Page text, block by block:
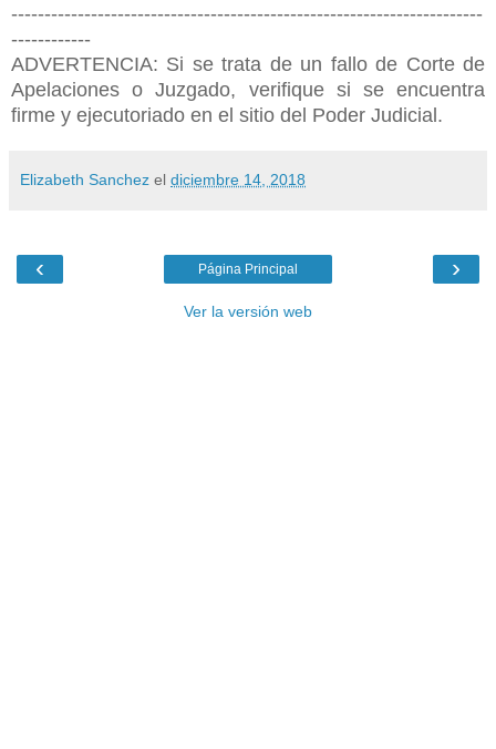
-----------------------------------------------------------------------
------------
ADVERTENCIA: Si se trata de un fallo de Corte de
Apelaciones o Juzgado, verifique si se encuentra
firme y ejecutoriado en el sitio del Poder Judicial.
Elizabeth Sanchez el diciembre 14, 2018
‹ ›
Página Principal
Ver la versión web